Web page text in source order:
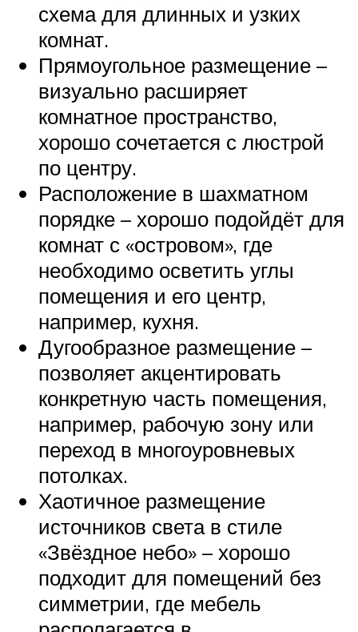
схема для длинных и узких
комнат.
Прямоугольное размещение –
визуально расширяет
комнатное пространство,
хорошо сочетается с люстрой
по центру.
Расположение в шахматном
порядке – хорошо подойдёт для
комнат с «островом», где
необходимо осветить углы
помещения и его центр,
например, кухня.
Дугообразное размещение –
позволяет акцентировать
конкретную часть помещения,
например, рабочую зону или
переход в многоуровневых
потолках.
Хаотичное размещение
источников света в стиле
«Звёздное небо» – хорошо
подходит для помещений без
симметрии, где мебель